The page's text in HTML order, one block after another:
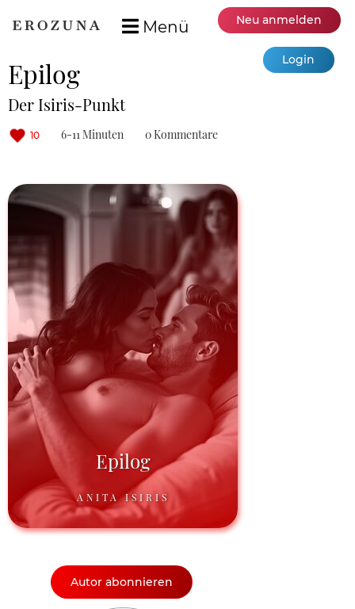
Menü Neu anmelden
Login
Epilog
Der Isiris-Punkt
10 6-11 Minuten 0 Kommentare
Epilog
ANITA ISIRIS
Autor abonnieren